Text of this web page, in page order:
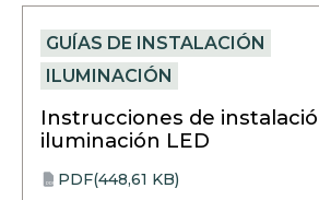
GUÍAS DE INSTALACIÓN
ILUMINACIÓN
Instrucciones de
iluminación LED
PDF PDF(448,61 KB)
opens